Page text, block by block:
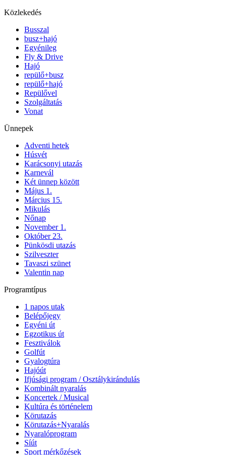
Közlekedés
Busszal
busz+hajó
Egyénileg
Fly & Drive
Hajó
repülő+busz
repülő+hajó
Repülővel
Szolgáltatás
Vonat
Ünnepek
Adventi hetek
Húsvét
Karácsonyi utazás
Karnevál
Két ünnep között
Május 1.
Március 15.
Mikulás
Nőnap
November 1.
Október 23.
Pünkösdi utazás
Szilveszter
Tavaszi szünet
Valentin nap
Programtípus
1 napos utak
Belépőjegy
Egyéni út
Egzotikus út
Fesztiválok
Golfút
Gyalogtúra
Hajóút
Ifjúsági program / Osztálykirándulás
Kombinált nyaralás
Koncertek / Musical
Kultúra és történelem
Körutazás
Körutazás+Nyaralás
Nyaralóprogram
Síút
Sport mérkőzések